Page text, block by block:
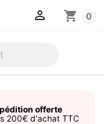
shopping_cart 0

offerte
200€ d'achat TTC